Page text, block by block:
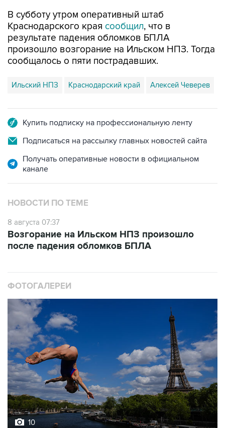
В субботу утром оперативный штаб
Краснодарского края сообщил, что в
результате падения обломков БПЛА
произошло возгорание на Ильском НПЗ. Тогда
сообщалось о пяти пострадавших.
Ильский НПЗ Краснодарский край Алексей Чеверев
Купить подписку на профессиональную ленту
Подписаться на рассылку главных новостей сайта
Получать оперативные новости в официальном
канале
НОВОСТИ ПО ТЕМЕ
8 августа 07:37
Возгорание на Ильском НПЗ произошло
после падения обломков БПЛА
ФОТОГАЛЕРЕИ
10